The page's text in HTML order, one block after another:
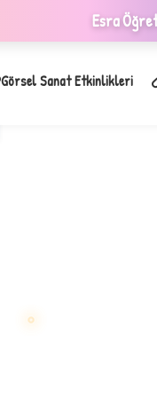
Esra
Görsel Sanat Etkinlikleri